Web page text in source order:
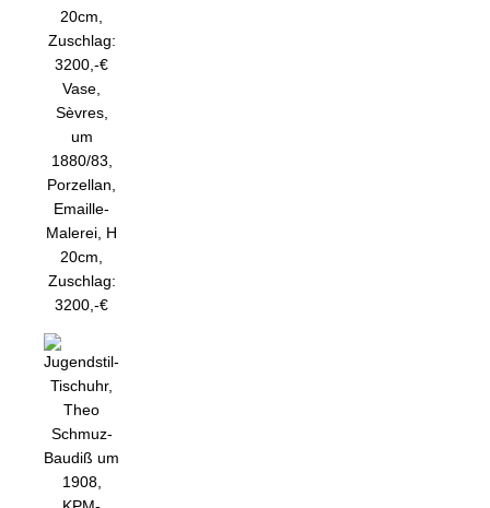
Vase,
Sèvres,
um
1880/83,
Porzellan,
Emaille-
Malerei, H
20cm,
Zuschlag:
3200,-€